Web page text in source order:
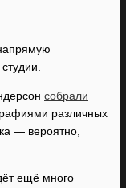
собрали
различных
— вероятно,
ещё много